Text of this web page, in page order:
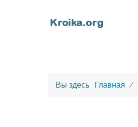
Вы здесь: Главная